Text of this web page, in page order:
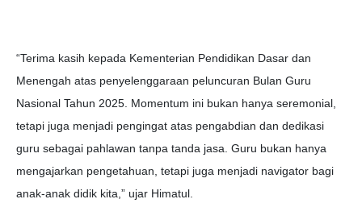
“Terima kasih kepada Kementerian Pendidikan Dasar dan
Menengah atas penyelenggaraan peluncuran Bulan Guru
Nasional Tahun 2025. Momentum ini bukan hanya seremonial,
tetapi juga menjadi pengingat atas pengabdian dan dedikasi
guru sebagai pahlawan tanpa tanda jasa. Guru bukan hanya
mengajarkan pengetahuan, tetapi juga menjadi navigator bagi
anak-anak didik kita,” ujar Himatul.